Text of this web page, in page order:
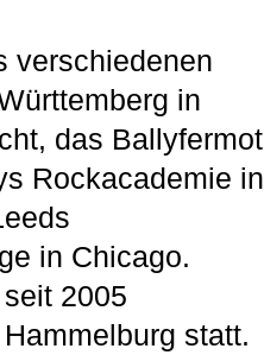
verschiedenen
in
das Ballyfermot
Rockacademie in
in Chicago.
2005
statt.